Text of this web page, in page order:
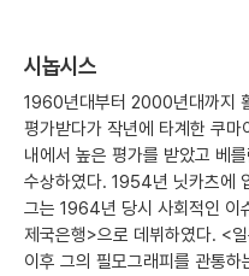
시놉시스
1960년대부터 2000년대까지
평가받다가 작년에 타계한 쿠
내에서 높은 평가를 받았고 베
수상하였다. 1954년 닛카츠에
그는 1964년 당시 사회적인 이
제국은행>으로 데뷔하였다. <
이후 그의 필모그래피를 관통